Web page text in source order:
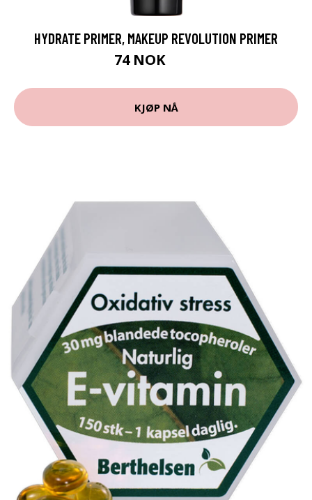
HYDRATE PRIMER, MAKEUP REVOLUTION PRIMER
74 NOK
KJØP NÅ